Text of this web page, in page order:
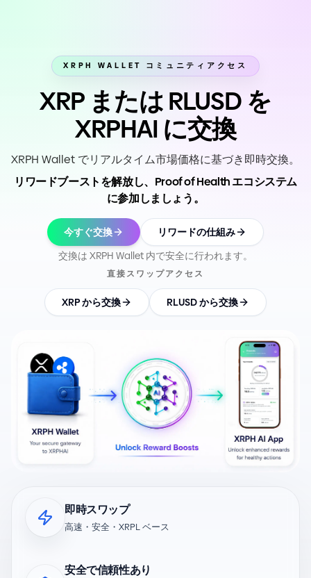
XRPH WALLET コミュニティアクセス
XRP または RLUSD を
XRPHAI に交換
XRPH Wallet でリアルタイム市場価格に基づき即時交換。
リワードブーストを解放し、Proof of Health エコシステム
に参加しましょう。
今すぐ交換
リワードの仕組み
交換は XRPH Wallet 内で安全に行われます。
直接スワップアクセス
XRP から交換 RLUSD から交換
即時スワップ
高速・安全・XRPL ベース
安全で信頼性あり